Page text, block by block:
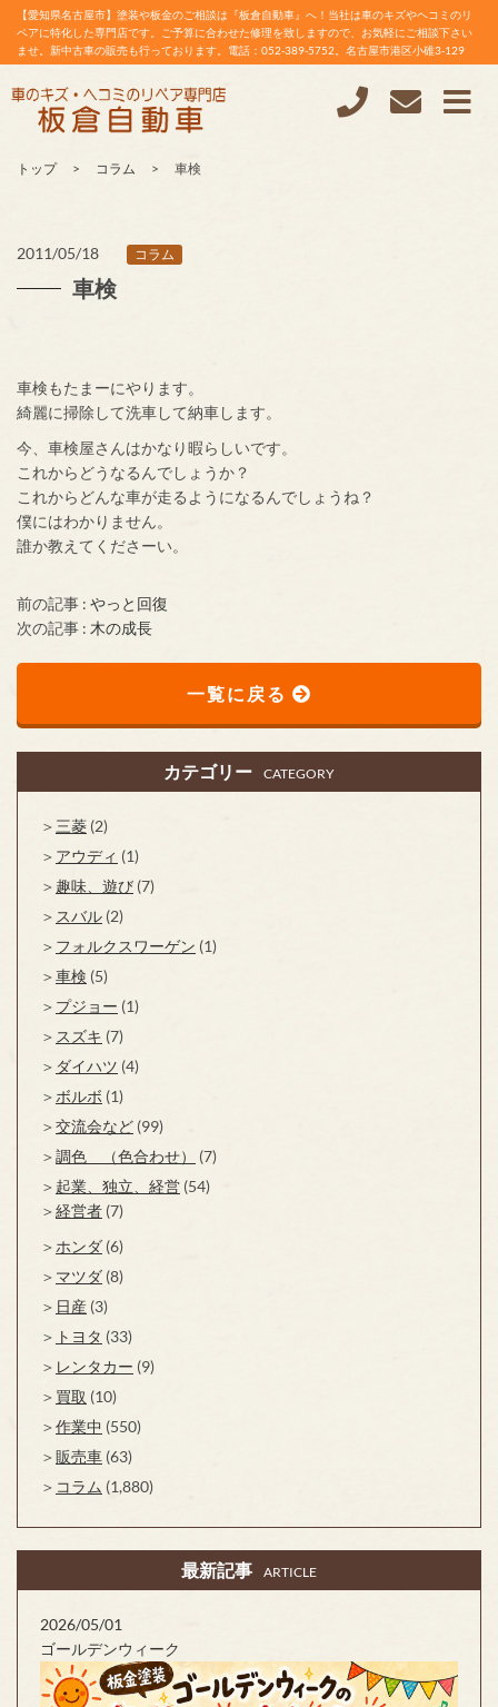
【愛知県名古屋市】塗装や板金のご相談は『板倉自動車』へ！当社は車のキズやヘコミのリ
ペアに特化した専門店です。ご予算に合わせた修理を致しますので、お気軽にご相談下さい
ませ。新中古車の販売も行っております。電話：052-389-5752。名古屋市港区小碓3-129
トップ コラム 車検
2011/05/18 コラム
車検
車検もたまーにやります。
綺麗に掃除して洗車して納車します。
今、車検屋さんはかなり暇らしいです。
これからどうなるんでしょうか？
これからどんな車が走るようになるんでしょうね？
僕にはわかりません。
誰か教えてくださーい。
前の記事 : やっと回復
次の記事 : 木の成長
一覧に戻る
カテゴリー CATEGORY
三菱 (2)
アウディ (1)
趣味、遊び (7)
スバル (2)
フォルクスワーゲン (1)
車検 (5)
プジョー (1)
スズキ (7)
ダイハツ (4)
ボルボ (1)
交流会など (99)
調色 （色合わせ）
(7)
起業、独立、経営 (54)
経営者 (7)
ホンダ (6)
マツダ (8)
日産 (3)
トヨタ (33)
レンタカー (9)
買取 (10)
作業中 (550)
販売車 (63)
コラム (1,880)
最新記事 ARTICLE
2026/05/01
ゴールデンウィーク